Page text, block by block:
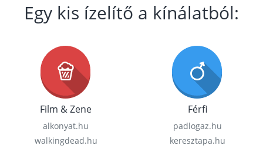
Egy kis ízelítő a kínálatból:
Film & Zene
alkonyat.hu
walkingdead.hu
Férfi
padlogaz.hu
keresztapa.hu